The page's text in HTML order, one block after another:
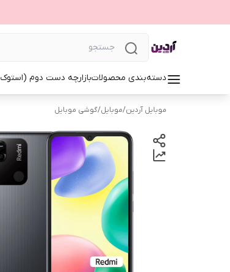
دسته‌بندی محصولاتبازارچه دست دوم
موبایل آردین/موبایل/گوشی موبایل